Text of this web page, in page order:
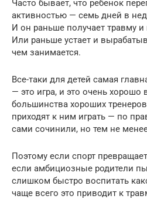
Часто бывает, что ребенок
активностью — семь дней в
И он раньше получает травму
Или раньше устает и
чем занимается.
Все-таки для детей самая
— это игра, и это очень хорошо
большинства хороших
приходят к ним играть — по
сами сочинили, но тем не
Поэтому если спорт
если амбициозные родители
слишком быстро воспитать
чаще всего это приводит к